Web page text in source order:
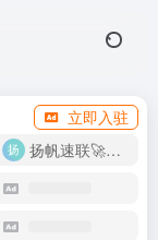
立即入驻
扬帆速联🚀很快